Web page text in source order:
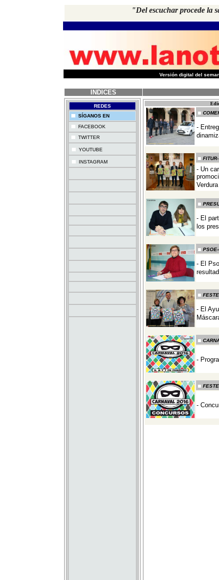
"Del escuchar procede la
Versión digital del
INDICES